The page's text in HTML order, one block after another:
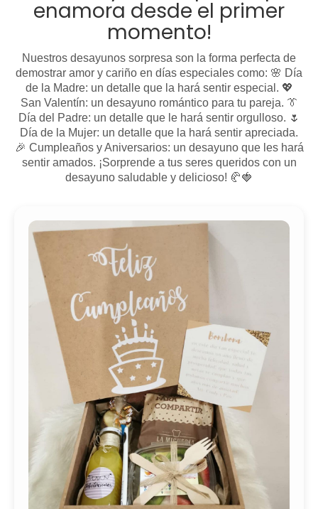
enamora desde el primer
momento!
Nuestros desayunos sorpresa son la forma perfecta de
demostrar amor y cariño en días especiales como: 🌸 Día
de la Madre: un detalle que la hará sentir especial. 💖
San Valentín: un desayuno romántico para tu pareja. 👔
Día del Padre: un detalle que le hará sentir orgulloso. 🌷
Día de la Mujer: un detalle que la hará sentir apreciada.
🎉 Cumpleaños y Aniversarios: un desayuno que les hará
sentir amados. ¡Sorprende a tus seres queridos con un
desayuno saludable y delicioso! 🥐🍓